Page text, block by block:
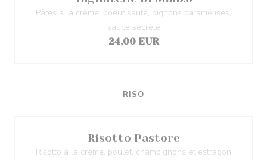
Pâtes à la crème, boeuf sauté, oignons caramélisés,
sauce secrète
24,00 EUR
RISO
Risotto Pastore
Risotto à la crème, poulet, champignons et estragon